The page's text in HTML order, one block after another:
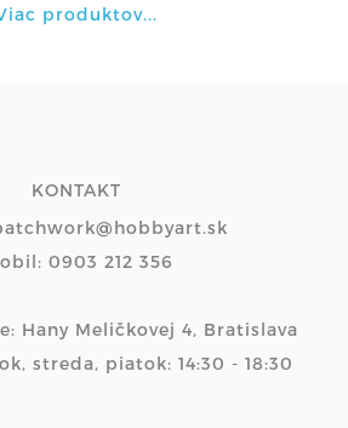
produktov...
KONTAKT
0903 212 356
Hany Meličkovej 4, Bratislava
streda, piatok: 14:30 - 18:30